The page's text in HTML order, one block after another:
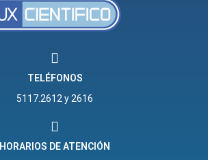
TELÉFONOS
5117.2612 y 2616
HORARIOS DE ATENCIÓN